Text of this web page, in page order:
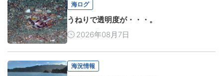
海ログ
うねりで透明度が・・・。
2026年08月7日
海況情報